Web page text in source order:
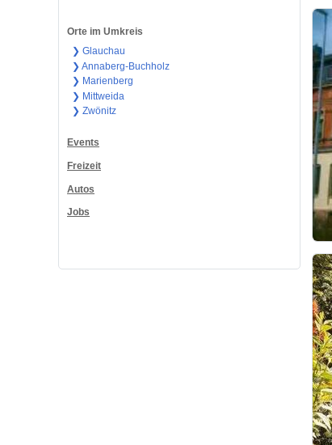
Orte im Umkreis
❯ Glauchau
❯ Annaberg-Buchholz
❯ Marienberg
❯ Mittweida
❯ Zwönitz
Events
Freizeit
Autos
Jobs